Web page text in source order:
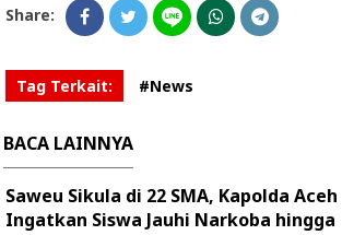
Share:
Tag Terkait: #News
BACA LAINNYA
Saweu Sikula di 22 SMA, Kapolda Aceh
Ingatkan Siswa Jauhi Narkoba hingga